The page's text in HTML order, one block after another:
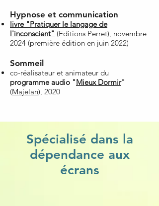
Hypnose et communication
livre "Pratiquer le langage de
l'inconscient" (Editions Perret), novembre
2024 (première édition en juin 2022)
Sommeil
co-réalisateur et animateur du
programme audio "Mieux Dormir"
(Majelan), 2020
Spécialisé dans la
dépendance aux
écrans